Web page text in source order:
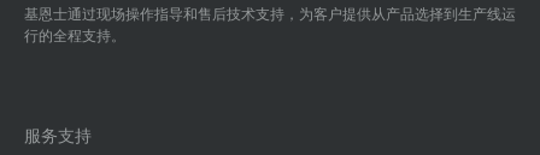
基恩士通过现场操作指导和售后技术支持，为客户提供从产品选择到生产线运
行的全程支持。
服务支持